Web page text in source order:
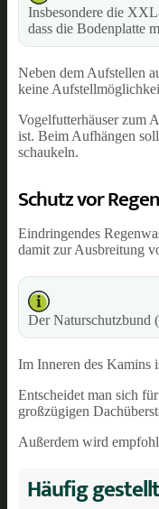
Insbesondere die
dass die Bodenplatte
Neben dem Aufstellen
keine
Vogelfutterhäuser zum
ist. Beim Aufhängen
schaukeln.
Schutz vor
Eindringendes
damit zur Ausbreitung
Der Naturschutzbund
Im Inneren des Kamins
Entscheidet man sich
großzügigen
Außerdem wird
Häufig